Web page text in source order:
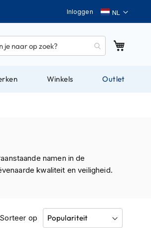
Taal
Inloggen
Winkels Outlet
namen in de
kwaliteit en veiligheid.
Sorteer op